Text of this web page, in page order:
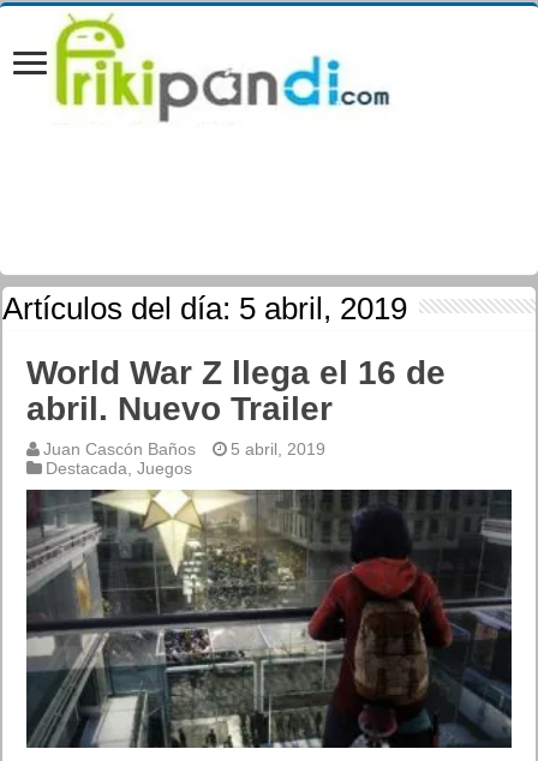
Artículos del día: 5 abril, 2019
World War Z llega el 16 de
abril. Nuevo Trailer
Juan Cascón Baños
5 abril, 2019
Destacada ,Juegos